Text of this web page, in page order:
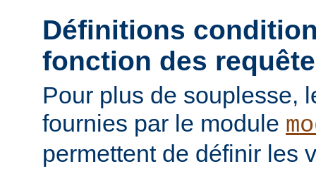
Définitions
fonction des
Pour plus de souplesse,
fournies par le module
permettent de définir les